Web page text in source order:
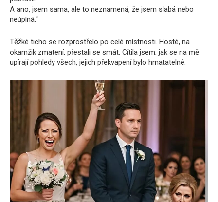
A ano, jsem sama, ale to neznamená, že jsem slabá nebo
neúplná.“
Těžké ticho se rozprostřelo po celé místnosti. Hosté, na
okamžik zmatení, přestali se smát. Cítila jsem, jak se na mě
upírají pohledy všech, jejich překvapení bylo hmatatelné.